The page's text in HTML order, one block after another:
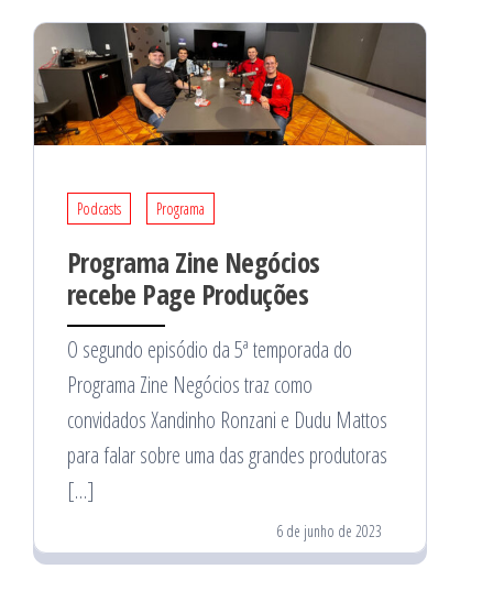
Podcasts Programa
Programa Zine Negócios
recebe Page Produções
O segundo episódio da 5ª temporada do
Programa Zine Negócios traz como
convidados Xandinho Ronzani e Dudu Mattos
para falar sobre uma das grandes produtoras
[…]
6 de junho de 2023